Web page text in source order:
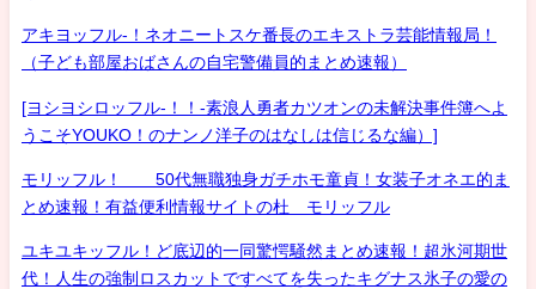
アキヨッフル-！ネオニートスケ番長のエキストラ芸能情報局！
（子ども部屋おばさんの自宅警備員的まとめ速報）
[ヨシヨシロッフル-！！-素浪人勇者カツオンの未解決事件簿へよ
うこそYOUKO！のナンノ洋子のはなしは信じるな編）]
モリッフル！ 50代無職独身ガチホモ童貞！女装子オネエ的ま
とめ速報！有益便利情報サイトの杜 モリッフル
ユキユキッフル！ど底辺的一同驚愕騒然まとめ速報！超氷河期世
代！人生の強制ロスカットですべてを失ったキグナス氷子の愛の